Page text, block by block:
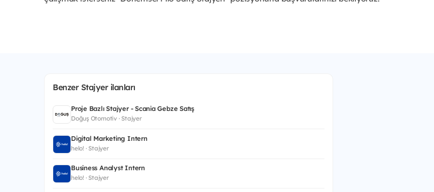
Benzer Stajyer ilanları
Proje Bazlı Stajyer - Scania Gebze Satış
Doğuş Otomotiv · Stajyer
Digital Marketing Intern
helo! · Stajyer
Business Analyst Intern
helo! · Stajyer